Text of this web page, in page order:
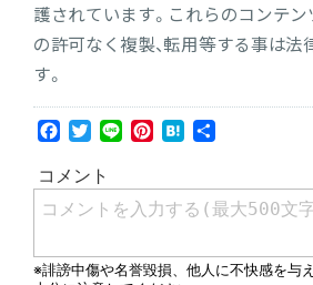
護されています。これらのコンテン
の許可なく複製、転用等する事は
す。
Facebook
Twitter
LinePinterest
Hatena
共